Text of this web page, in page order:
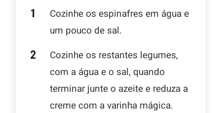
Cozinhe os espinafres em água e
um pouco de sal.
Cozinhe os restantes legumes,
com a água e o sal, quando
terminar junte o azeite e reduza a
creme com a varinha mágica.